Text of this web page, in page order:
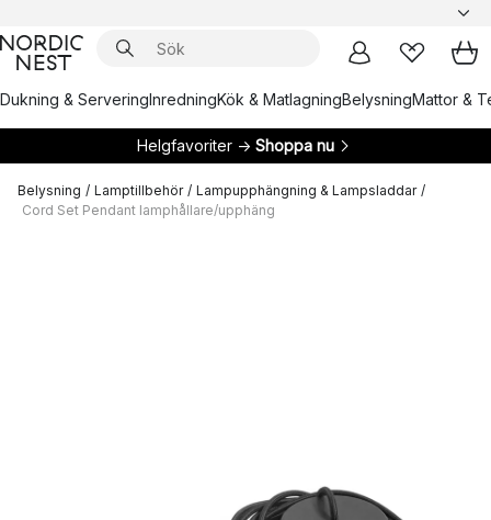
Dukning & ServeringInredningKök & MatlagningBelysningMattor &
Helgfavoriter → Shoppa nu
Belysning / Lamptillbehör / Lampupphängning & Lampsladdar /
Cord Set Pendant lamphållare/upphäng